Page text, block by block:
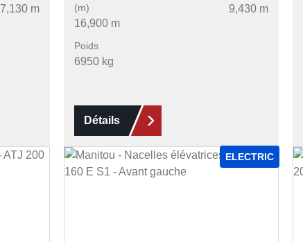
7,130 m
(m)
16,900 m
9,430 m
Poids
6950 kg
Détails
ELECTRIC